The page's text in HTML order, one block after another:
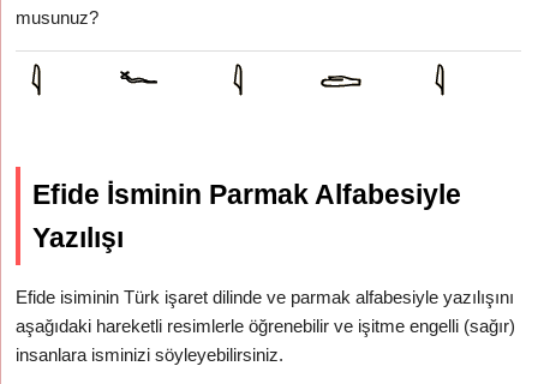
musunuz?
Efide İsminin Parmak Alfabesiyle
Yazılışı
Efide isiminin Türk işaret dilinde ve parmak alfabesiyle yazılışını
aşağıdaki hareketli resimlerle öğrenebilir ve işitme engelli (sağır)
insanlara isminizi söyleyebilirsiniz.